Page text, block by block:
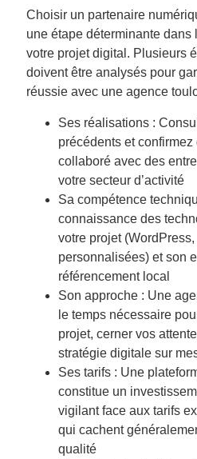
Choisir un partenaire
une étape déterminante dans
votre projet digital. Plusieurs
doivent être analysés pour
réussie avec une agence
Ses réalisations :
précédents et confirmez
collaboré avec des
votre secteur d’activité
Sa compétence
connaissance des
votre projet
personnalisées) et son
référencement local
Son approche : Une
le temps nécessaire
projet, cerner vos
stratégie digitale sur
Ses tarifs : Une
constitue un
vigilant face aux tarifs
qui cachent
qualité